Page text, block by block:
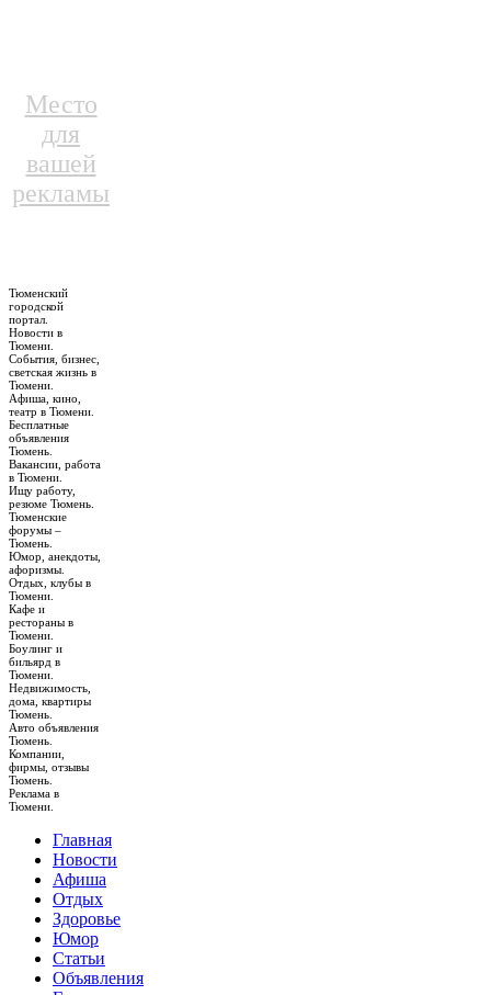
Место
для
вашей
рекламы
Тюменский
городской
портал.
Новости в
Тюмени.
События, бизнес,
светская жизнь в
Тюмени.
Афиша, кино,
театр в Тюмени.
Бесплатные
объявления
Тюмень.
Вакансии, работа
в Тюмени.
Ищу работу,
резюме Тюмень.
Тюменские
форумы –
Тюмень.
Юмор, анекдоты,
афоризмы.
Отдых, клубы в
Тюмени.
Кафе и
рестораны в
Тюмени.
Боулинг и
бильярд в
Тюмени.
Недвижимость,
дома, квартиры
Тюмень.
Авто объявления
Тюмень.
Компании,
фирмы, отзывы
Тюмень.
Реклама в
Тюмени.
Главная
Новости
Афиша
Отдых
Здоровье
Юмор
Статьи
Объявления